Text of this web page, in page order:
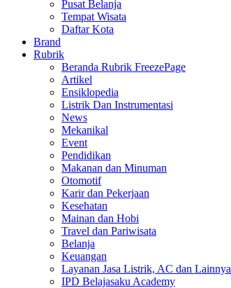
Pusat Belanja
Tempat Wisata
Daftar Kota
Brand
Rubrik
Beranda Rubrik FreezePage
Artikel
Ensiklopedia
Listrik Dan Instrumentasi
News
Mekanikal
Event
Pendidikan
Makanan dan Minuman
Otomotif
Karir dan Pekerjaan
Kesehatan
Mainan dan Hobi
Travel dan Pariwisata
Belanja
Keuangan
Layanan Jasa Listrik, AC dan Lainnya
IPD Belajasaku Academy